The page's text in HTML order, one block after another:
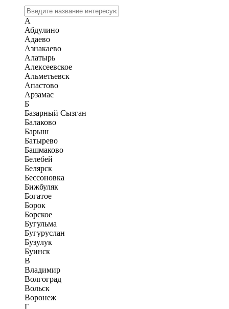
А
Абдулино
Адаево
Азнакаево
Алатырь
Алексеевское
Альметьевск
Апастово
Арзамас
Б
Базарный Сызган
Балаково
Барыш
Батырево
Башмаково
Белебей
Белярск
Бессоновка
Бижбуляк
Богатое
Борок
Борское
Бугульма
Бугуруслан
Бузулук
Буинск
В
Владимир
Волгоград
Вольск
Воронеж
Г